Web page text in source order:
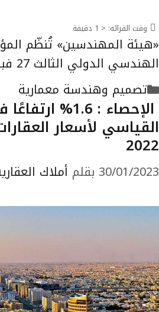
وقت القرائه: < 1 دقيقة
«هيئة المهندسين» تُنظّم
الهندسي الدولي الثالث 27 فبراير القادم
التصنيفات
تصميم وهندسة معمارية
الإحصاء : 1.6%
القياسي لأسعار
2022
30/01/2023 بقلم أملاك